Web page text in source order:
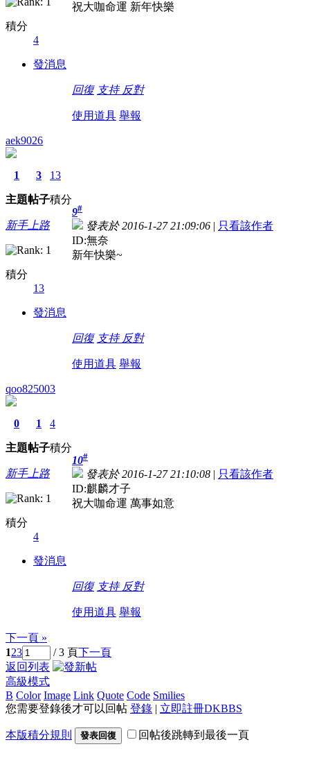
積分
4
發消息
祝大咖命運 新年快樂
回復 支持 反對
使用道具 舉報
aek9026
1
主題
3
帖子
13
積分
新手上路
積分
13
發消息
9#
發表於 2016-1-27 21:09:06 | 只看該作者
ID:無奈
新年快樂~
回復 支持 反對
使用道具 舉報
qoo825003
0
主題
1
帖子
4
積分
新手上路
積分
4
發消息
10#
發表於 2016-1-27 21:10:08 | 只看該作者
ID:麒麟才子
祝大咖命運 萬事如意
回復 支持 反對
使用道具 舉報
下一頁 »
123 / 3 頁下一頁
返回列表
高級模式
B Color Image Link Quote Code Smilies
您需要登錄後才可以回帖 登錄 | 立即註冊DKBBS
本版積分規則 發表回復 回帖後跳轉到最後一頁